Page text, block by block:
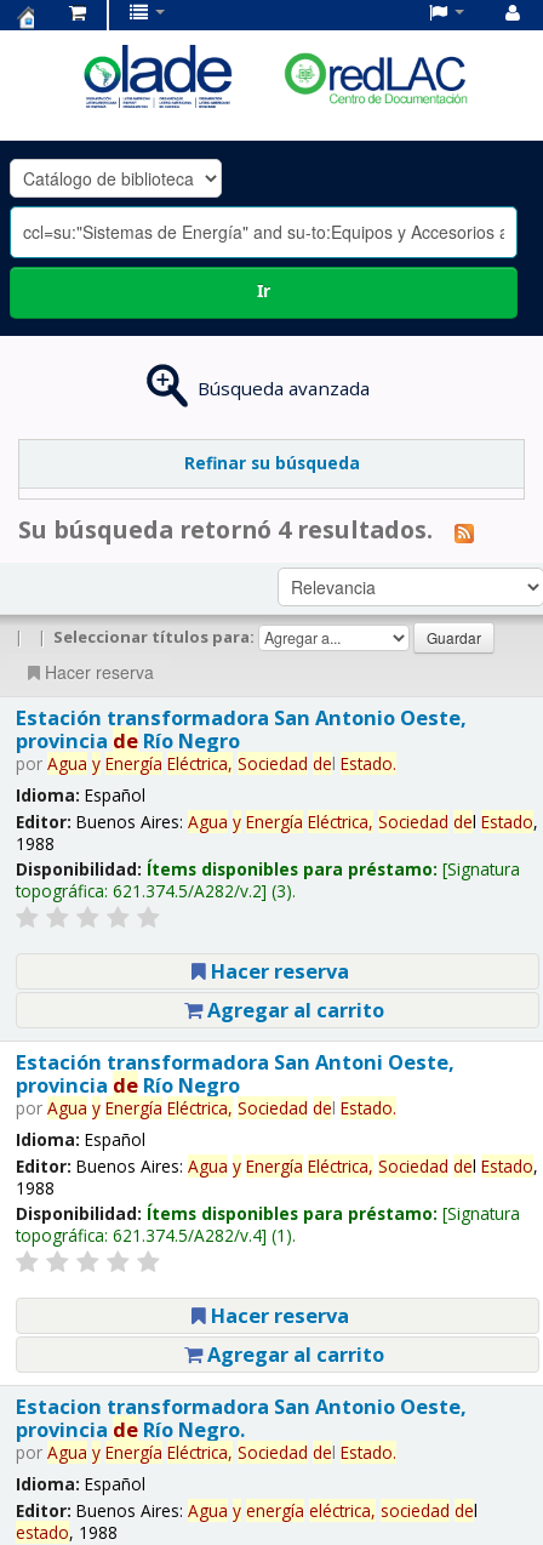
OLADE
-
Ir
Búsqueda avanzada
Refinar su búsqueda
Su búsqueda retornó 4 resultados.
| | Seleccionar títulos para:
Hacer reserva
Estación transformadora San Antonio Oeste,
provincia deRío Negro
por Agua y Energía Eléctrica, Sociedad del Estado.
Idioma: Español
Editor: Buenos Aires: Agua y Energía Eléctrica, Sociedad del Estado,
1988
Disponibilidad: Ítems disponibles para préstamo: Signatura
topográfica: 621.374.5/A282/v.2 (3).
Hacer reserva
Agregar al carrito
Estación transformadora San Antoni Oeste,
provincia deRío Negro
por Agua y Energía Eléctrica, Sociedad del Estado.
Idioma: Español
Editor: Buenos Aires: Agua y Energía Eléctrica, Sociedad del Estado,
1988
Disponibilidad: Ítems disponibles para préstamo: Signatura
topográfica: 621.374.5/A282/v.4 (1).
Hacer reserva
Agregar al carrito
Estacion transformadora San Antonio Oeste,
provincia deRío Negro.
por Agua y Energía Eléctrica, Sociedad del Estado.
Idioma: Español
Editor: Buenos Aires: Agua y energía eléctrica, sociedad del
estado, 1988